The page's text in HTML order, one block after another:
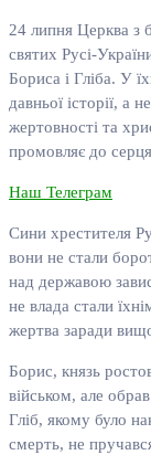
24 липня Церква з
святих Русі-
Бориса і Гліба. У
давньої історії, а
жертовності та
промовляє до
Наш Телеграм
Сини хрестителя
вони не стали
над державою
не влада стали
жертва заради
Борис, князь
військом, але
Гліб, якому було
смерть, не